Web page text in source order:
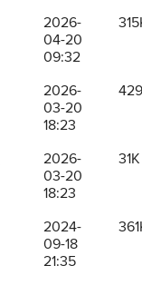
2026-
04-20
09:32
2026-
03-20
18:23
2026-
03-20
18:23
31K
2024-
09-18
21:35